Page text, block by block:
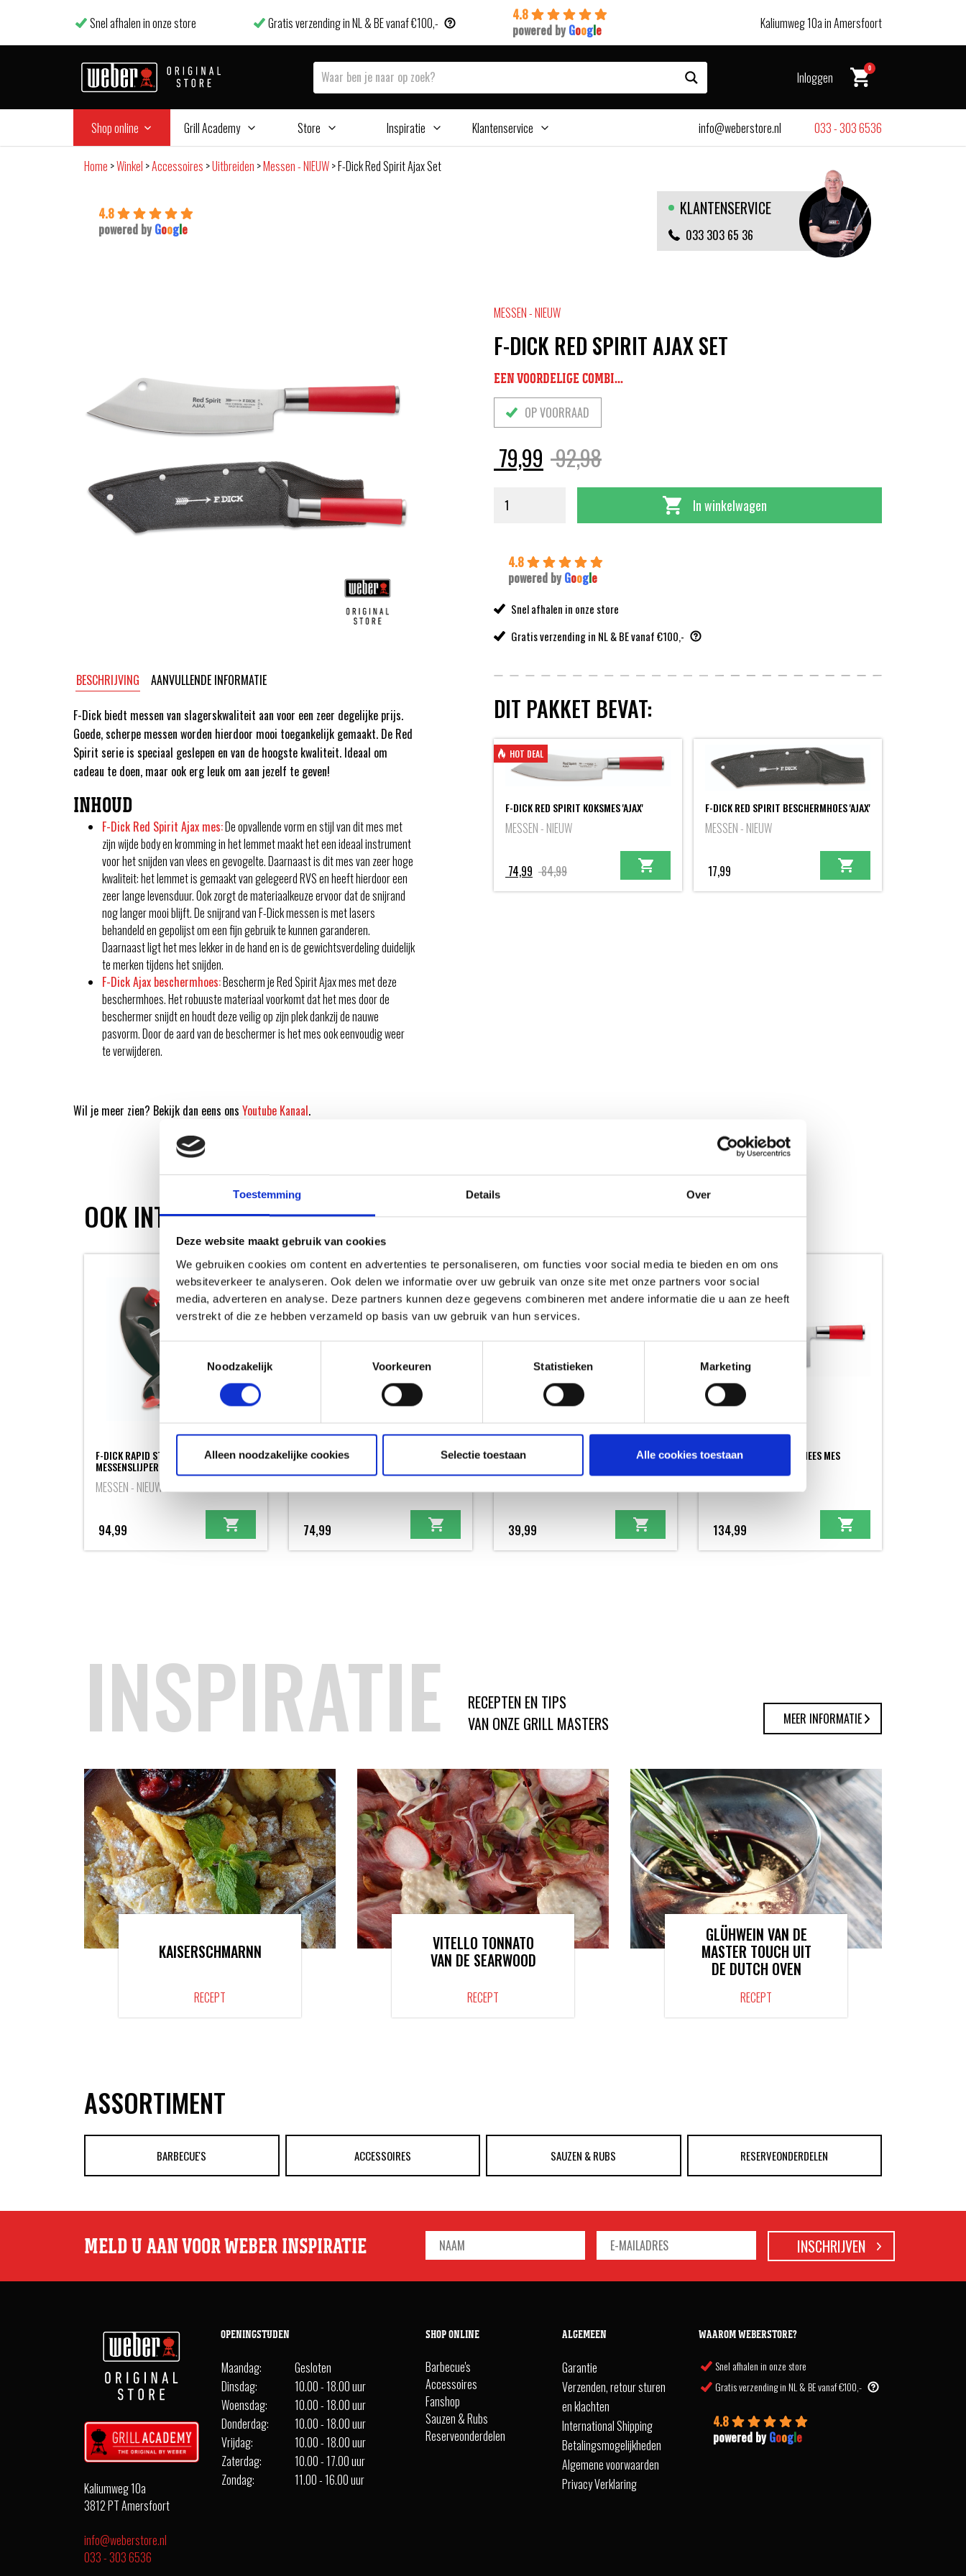
Toestemming Details Over
Deze website maakt gebruik van cookies
We gebruiken cookies om content en advertenties te personaliseren, om functies voor social media te bieden en om ons
websiteverkeer te analyseren. Ook delen we informatie over uw gebruik van onze site met onze partners voor social
media, adverteren en analyse. Deze partners kunnen deze gegevens combineren met andere informatie die u aan ze heeft
verstrekt of die ze hebben verzameld op basis van uw gebruik van hun services.
Noodzakelijk
Voorkeuren Statistieken Marketing
Alleen noodzakelijke cookies Selectie toestaan Alle cookies toestaan
Snel afhalen in onze store Gratis verzending in NL & BE vanaf €100,-
4.8
powered by Google Kaliumweg 10a in Amersfoort
Inloggen
0
Shop online Grill Academy Store Inspiratie Klantenservice info@weberstore.nl 033 - 303 6536
Home >Winkel >Accessoires >Uitbreiden >Messen - NIEUW>F-Dick Red Spirit Ajax Set
4.8
powered by Google
KLANTENSERVICE
033 303 65 36
BESCHRIJVING AANVULLENDE INFORMATIE
F-Dick biedt messen van slagerskwaliteit aan voor een zeer degelijke prijs.
Goede, scherpe messen worden hierdoor mooi toegankelijk gemaakt. De Red
Spirit serie is speciaal geslepen en van de hoogste kwaliteit. Ideaal om
cadeau te doen, maar ook erg leuk om aan jezelf te geven!
INHOUD
F-Dick Red Spirit Ajax mes:De opvallende vorm en stijl van dit mes met
zijn wijde body en kromming in het lemmet maakt het een ideaal instrument
voor het snijden van vlees en gevogelte. Daarnaast is dit mes van zeer hoge
kwaliteit: het lemmet is gemaakt van gelegeerd RVS en heeft hierdoor een
zeer lange levensduur. Ook zorgt de materiaalkeuze ervoor dat de snijrand
nog langer mooi blijft. De snijrand van F-Dick messen is met lasers
behandeld en gepolijst om een fijn gebruik te kunnen garanderen.
Daarnaast ligt het mes lekker in de hand en is de gewichtsverdeling duidelijk
te merken tijdens het snijden.
F-Dick Ajax beschermhoes:Bescherm je Red Spirit Ajax mes met deze
beschermhoes. Het robuuste materiaal voorkomt dat het mes door de
beschermer snijdt en houdt deze veilig op zijn plek dankzij de nauwe
pasvorm. Door de aard van de beschermer is het mes ook eenvoudig weer
te verwijderen.
Wil je meer zien? Bekijk dan eens ons Youtube Kanaal.
MESSEN - NIEUW
F-DICK RED SPIRIT AJAX SET
EEN VOORDELIGE COMBI...
OP VOORRAAD
92,98Oorspronkelijke
prijs
92,98.
79,99 Huidige
prijs
79,99.
In winkelwagen
4.8
powered by Google
Snel afhalen in onze store
Gratis verzending in NL & BE vanaf €100,-
DIT PAKKET BEVAT:
HOT DEAL
F-DICK RED SPIRIT KOKSMES 'AJAX'
MESSEN - NIEUW
84,99Oorspronkelijke
prijs
74,99
Huidige
prijs
F-DICK RED SPIRIT BESCHERMHOES 'AJAX'
MESSEN - NIEUW
17,99
OOK INTERESSANT
F-DICK RAPID STEEL ACTION
MESSENSLIJPER
MESSEN - NIEUW
94,99
MESSEN - NIEUW
74,99
MESSEN - NIEUW
39,99
F-DICK RED SPIRIT CHINEES MES
MESSEN - NIEUW
134,99
INSPIRATIE
RECEPTEN EN TIPS
VAN ONZE GRILL MASTERS
MEER INFORMATIE
KAISERSCHMARNN
RECEPT
VITELLO TONNATO
VAN DE SEARWOOD
RECEPT
GLÜHWEIN VAN DE
MASTER TOUCH UIT
DE DUTCH OVEN
RECEPT
ASSORTIMENT
BARBECUE'S ACCESSOIRES SAUZEN & RUBS RESERVEONDERDELEN
MELD U AAN VOOR WEBER INSPIRATIE
Kaliumweg 10a
3812 PT Amersfoort
info@weberstore.nl
033 - 303 6536
OPENINGSTIJDEN
Maandag:
Gesloten
Dinsdag:
10.00 - 18.00 uur
Woensdag:
10.00 - 18.00 uur
Donderdag:
10.00 - 18.00 uur
Vrijdag:
10.00 - 18.00 uur
Zaterdag:
10.00 - 17.00 uur
Zondag:
11.00 - 16.00 uur
SHOP ONLINE
Barbecue's
Accessoires
Fanshop
Sauzen & Rubs
Reserveonderdelen
ALGEMEEN
Garantie
Verzenden, retour sturen
en klachten
International Shipping
Betalingsmogelijkheden
Algemene voorwaarden
Privacy Verklaring
WAAROM WEBERSTORE?
Snel afhalen in onze store
Gratis verzending in NL & BE vanaf €100,-
4.8
powered byGoogle